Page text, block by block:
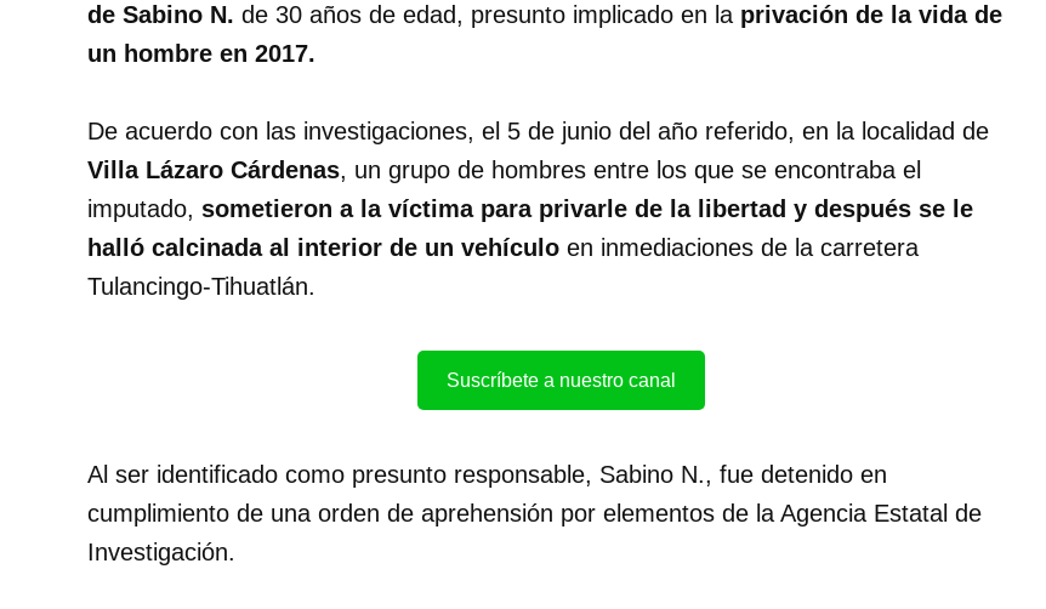
de Sabino N. de 30 años de edad, presunto implicado en la privación de la vida de
un hombre en 2017.
De acuerdo con las investigaciones, el 5 de junio del año referido, en la localidad de
Villa Lázaro Cárdenas, un grupo de hombres entre los que se encontraba el
imputado, sometieron a la víctima para privarle de la libertad y después se le
halló calcinada al interior de un vehículo en inmediaciones de la carretera
Tulancingo-Tihuatlán.
Suscríbete a nuestro canal
Al ser identificado como presunto responsable, Sabino N., fue detenido en
cumplimiento de una orden de aprehensión por elementos de la Agencia Estatal de
Investigación.